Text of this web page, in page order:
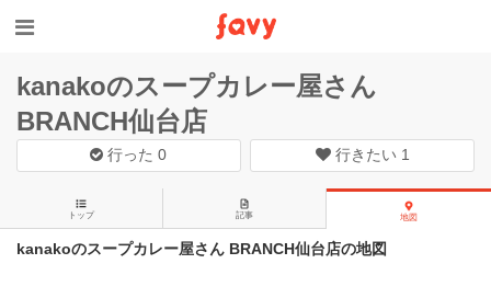
kanakoのスープカレー屋さん
BRANCH仙台店
行った0 行きたい 1
トップ 記事 地図
kanakoのスープカレー屋さん BRANCH仙台店の地図